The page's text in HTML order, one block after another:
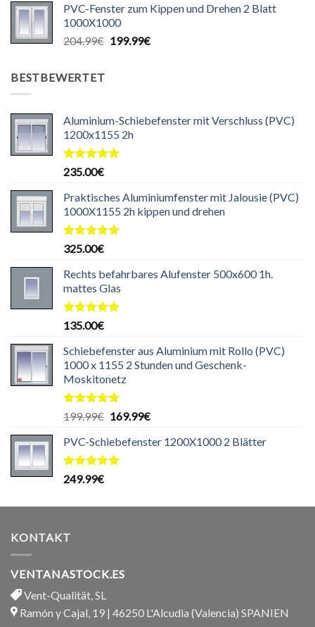
war:
140.00€
ist:
PVC-Fenster zum Kippen und Drehen 2 Blatt
1000X1000
204.99€ Ursprünglicher
199.99€Aktueller
BESTBEWERTET
Aluminium-Schiebefenster mit Verschluss (PVC)
1200x1155 2h
Bewertet
von 5
235.00€
Praktisches Aluminiumfenster mit Jalousie (PVC)
1000X1155 2h kippen und drehen
Bewertet
von 5
325.00€
Rechts befahrbares Alufenster 500x600 1h.
mattes Glas
Bewertet
von 5
135.00€
Schiebefenster aus Aluminium mit Rollo (PVC)
1000 x 1155 2 Stunden und Geschenk-
Moskitonetz
Bewertet
von 5
199.99€ Ursprünglicher
war:
199.99€
169.99€Aktueller
ist:
PVC-Schiebefenster 1200X1000 2 Blätter
Bewertet
249.99€
KONTAKT
VENTANASTOCK.ES
Vent-Qualität, SL
Ramón y Cajal, 19 | 46250 L'Alcudia (Valencia) SPANIEN